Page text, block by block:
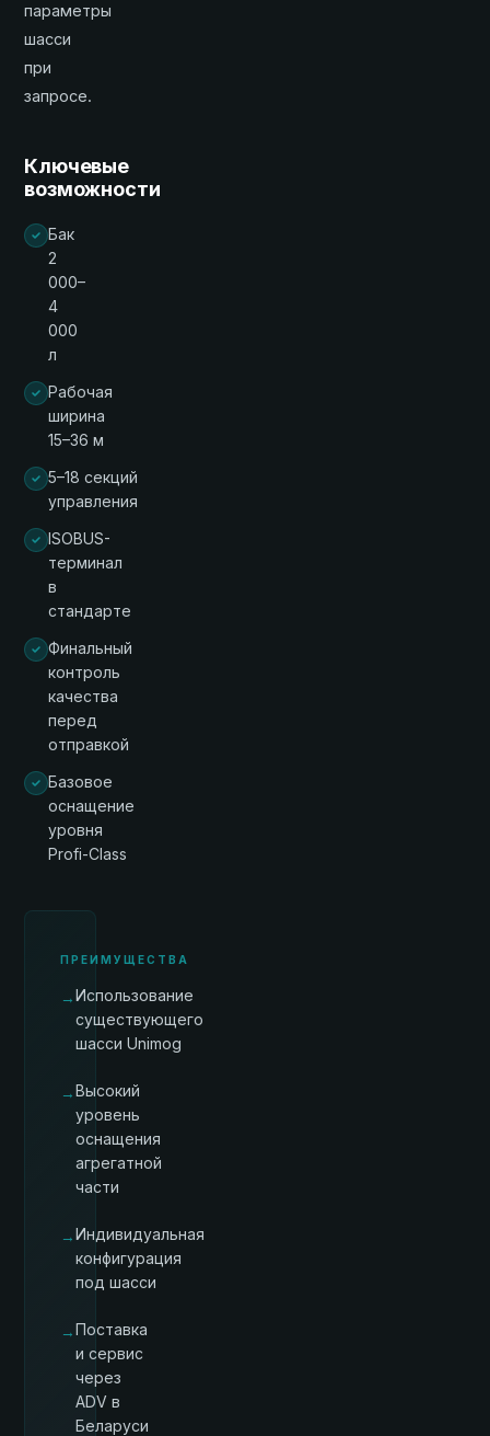
параметры
шасси
при
запросе.
Ключевые
возможности
Бак
2
000–
4
000
л
Рабочая
ширина
15–36 м
5–18 секций
управления
ISOBUS-
терминал
в
стандарте
Финальный
контроль
качества
перед
отправкой
Базовое
оснащение
уровня
Profi-Class
ПРЕИМУЩЕСТВА
→Использование
существующего
шасси Unimog
→Высокий
уровень
оснащения
агрегатной
части
→Индивидуальная
конфигурация
под шасси
→Поставка
и сервис
через
ADV в
Беларуси